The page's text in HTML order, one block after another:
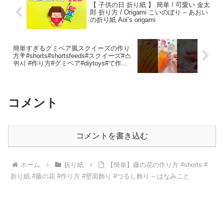
【 子供の日 折り紙 】 簡単 ! 可愛い 金太
郎 折り方 / Origami こいのぼり – あおい
の折り紙 Aoi’s origami
簡単すぎるグミベア風スクイーズの作り
方🍭#shorts#shortsfeeds#スクイーズ#스
퀴시 #作り方#グミベア#diytoys#て作り
コメント
コメントを書き込む
ホーム 折り紙
【簡単】藤の花の作り方 #shorts #
折り紙 #藤の花 #作り方 #壁面飾り #つるし飾り – はなみこと